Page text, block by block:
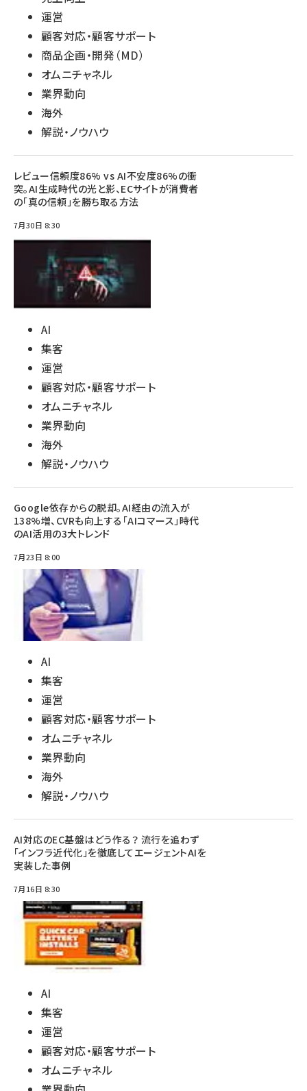
運営
顧客対応・顧客サポート
商品企画・開発（MD）
オムニチャネル
業界動向
海外
解説・ノウハウ
レビュー信頼度86% vs AI不安度86%の衝
突。AI生成時代の光と影、ECサイトが消費者
の「真の信頼」を勝ち取る方法
7月30日 8:30
AI
集客
運営
顧客対応・顧客サポート
オムニチャネル
業界動向
海外
解説・ノウハウ
Google依存からの脱却。AI経由の流入が
138%増、CVRも向上する「AIコマース」時代
のAI活用の3大トレンド
7月23日 8:00
AI
集客
運営
顧客対応・顧客サポート
オムニチャネル
業界動向
海外
解説・ノウハウ
AI対応のEC基盤はどう作る？ 流行を追わず
「インフラ近代化」を徹底してエージェントAIを
実装した事例
7月16日 8:30
AI
集客
運営
顧客対応・顧客サポート
オムニチャネル